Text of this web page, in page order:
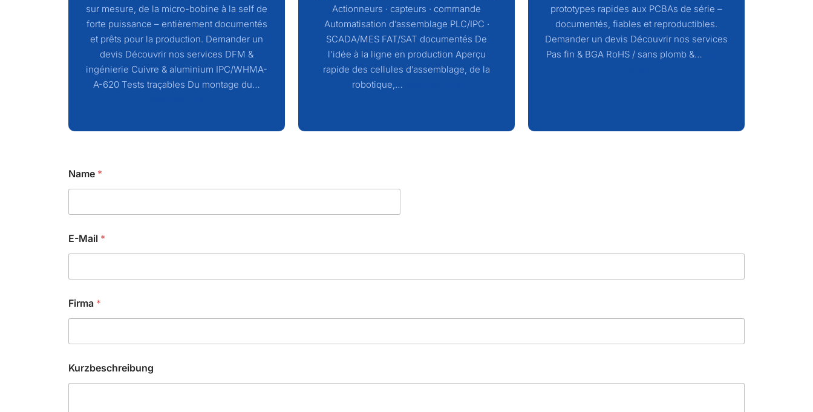
sur mesure, de la micro-bobine à la self de
forte puissance – entièrement documentés
et prêts pour la production. Demander un
devis Découvrir nos services DFM &
ingénierie Cuivre & aluminium IPC/WHMA-
A-620 Tests traçables Du montage du…
Actionneurs · capteurs · commande
Automatisation d’assemblage PLC/IPC ·
SCADA/MES FAT/SAT documentés De
l’idée à la ligne en production Aperçu
rapide des cellules d’assemblage, de la
robotique,…
prototypes rapides aux PCBAs de série –
documentés, fiables et reproductibles.
Demander un devis Découvrir nos services
Pas fin & BGA RoHS / sans plomb &…
Name *
E-Mail *
-
M
i
F
i
r
Firma *
Kurzbeschreibung